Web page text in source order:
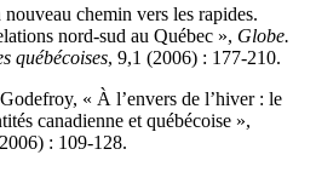
chemin vers les rapides.
nord-sud au Québec », Globe.
québécoises, 9,1 (2006) : 177-210.
« À l’envers de l’hiver : le
canadienne et québécoise »,
: 109-128.